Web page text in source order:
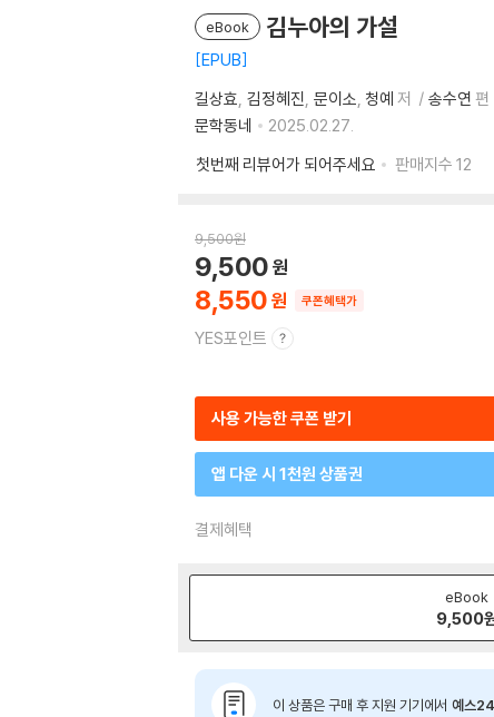
eBook 김누아의 가설
EPUB
길상효 김정혜진 문이소 청예 저 송수연 편
문학동네
2025.02.27.
첫번째 리뷰어가 되어주세요
판매지수 12
9,500원
8,550
9,500
쿠폰혜택가
YES포인트
사용 가능한 쿠폰 받기
앱 다운 시 1천원 상품권
결제혜택
eBook
9,500
이 상품은 구매 후 지원 기기에서 예스